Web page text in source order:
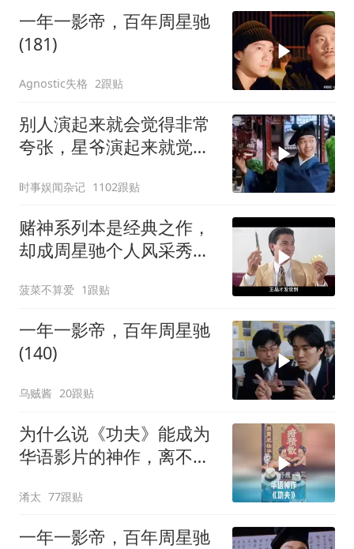
一年一影帝，百年周星驰
(181)
Agnostic失格 2跟贴
别人演起来就会觉得非常
夸张，星爷演起来就觉得
时事娱闻杂记 1102跟贴
赌神系列本是经典之作，
却成周星驰个人风采秀，
菠菜不算爱 1跟贴
一年一影帝，百年周星驰
(140)
乌贼酱 20跟贴
为什么说《功夫》能成为
华语影片的神作，离不开
淆太 77跟贴
一年一影帝，百年周星驰